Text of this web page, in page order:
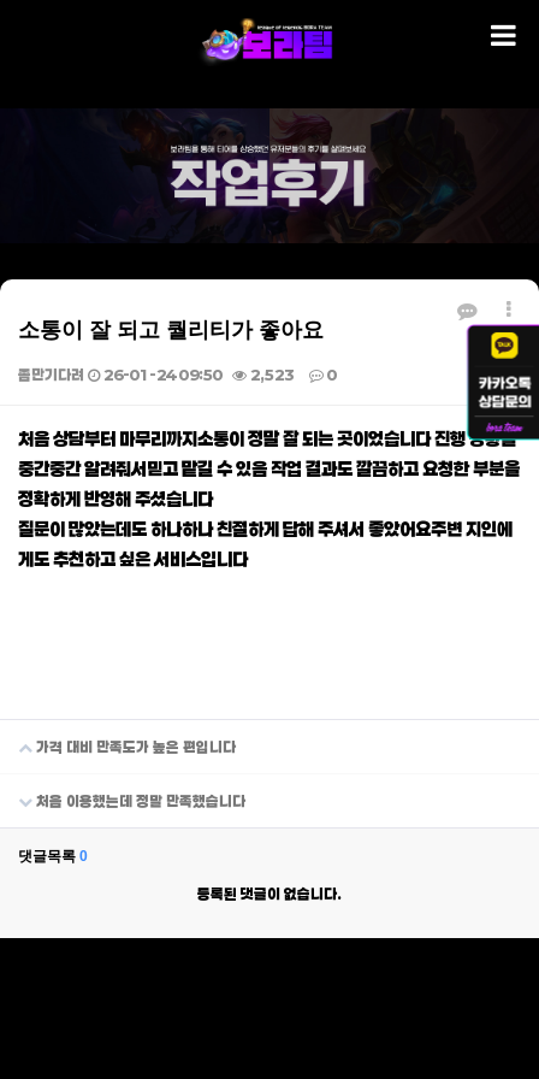
소통이 잘 되고 퀄리티가 좋아요
좀만기다려 26-01-24 09:50 2,523 0
본문
처음 상담부터 마무리까지소통이 정말 잘 되는 곳이었습니다 진행 상황을
중간중간 알려줘서믿고 맡길 수 있음 작업 결과도 깔끔하고 요청한 부분을
정확하게 반영해 주셨습니다
질문이 많았는데도 하나하나 친절하게 답해 주셔서 좋았어요주변 지인에
게도 추천하고 싶은 서비스입니다
가격 대비 만족도가 높은 편입니다
처음 이용했는데 정말 만족했습니다
댓글목록 0
등록된 댓글이 없습니다.